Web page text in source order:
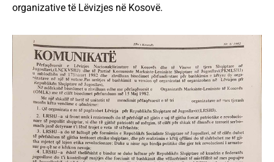
organizative të Lëvizjes në Kosovë.